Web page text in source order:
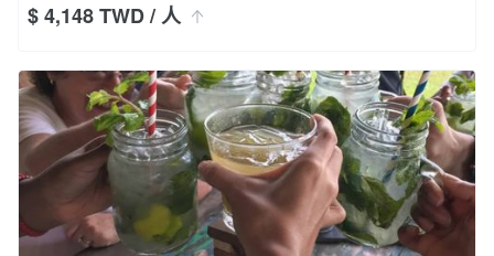
$ 4,148 TWD/ 人